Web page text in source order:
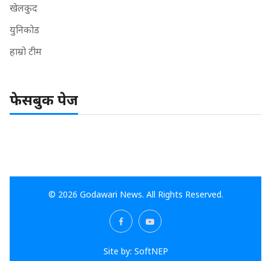
खेलकुद
युनिकोड
हाम्रो टीम
फेसबुक पेज
© 2026 Godawari News. All Rights Reserved.
Site by: SoftNEP